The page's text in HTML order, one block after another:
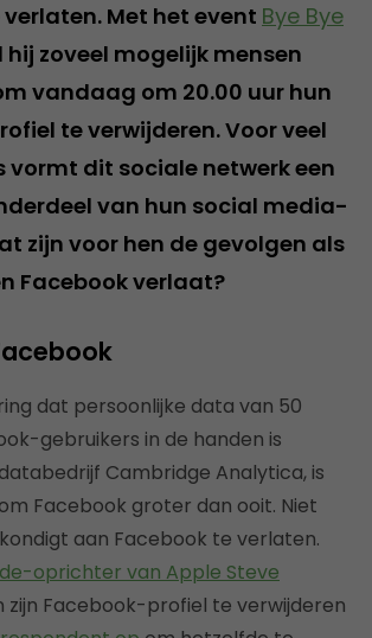
Met het event Bye Bye
hij zoveel mogelijk mensen
vandaag om 20.00 uur hun
te verwijderen. Voor veel
vormt dit sociale netwerk een
van hun social media-
zijn voor hen de gevolgen als
Facebook verlaat?
dat persoonlijke data van 50
gebruikers in de handen is
Cambridge Analytica, is
Facebook groter dan ooit. Niet
aan Facebook te verlaten.
oprichter van Apple Steve
zijn Facebook-profiel te verwijderen